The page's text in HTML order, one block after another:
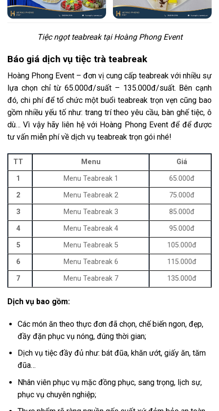
Tiệc ngọt teabreak tại Hoàng Phong Event
Báo giá dịch vụ tiệc trà teabreak
Hoàng Phong Event – đơn vị cung cấp teabreak với nhiều sự
lựa chọn chỉ từ 65.000đ/suất – 135.000đ/suất. Bên cạnh
đó, chi phí để tổ chức một buổi teabreak trọn vẹn cũng bao
gồm nhiều yếu tố như: trang trí theo yêu cầu, bàn ghế tiệc, ô
dù… Vì vậy hãy liên hệ với Hoàng Phong Event để để được
tư vấn miễn phí về dịch vụ teabreak trọn gói nhé!
TT Menu
Giá
1
Menu Teabreak 1
65.000đ
2
Menu Teabreak 2
75.000đ
3
Menu Teabreak 3
85.000đ
4
Menu Teabreak 4
95.000đ
5
Menu Teabreak 5
105.000đ
6
Menu Teabreak 6
115.000đ
7
Menu Teabreak 7 135.000đ
Dịch vụ bao gồm:
Các món ăn theo thực đơn đã chọn, chế biến ngon, đẹp,
đầy đặn phục vụ nóng, đúng thời gian;
Dịch vụ tiệc đầy đủ như: bát đũa, khăn ướt, giấy ăn, tăm
đũa…
Nhân viên phục vụ mặc đồng phục, sang trọng, lịch sự,
phục vụ chuyên nghiệp;